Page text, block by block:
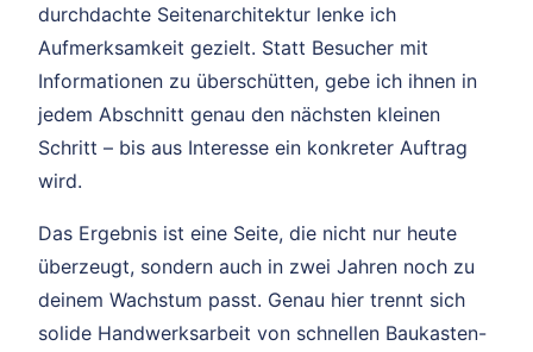
durchdachte Seitenarchitektur lenke ich
Aufmerksamkeit gezielt. Statt Besucher mit
Informationen zu überschütten, gebe ich ihnen in
jedem Abschnitt genau den nächsten kleinen
Schritt – bis aus Interesse ein konkreter Auftrag
wird.
Das Ergebnis ist eine Seite, die nicht nur heute
überzeugt, sondern auch in zwei Jahren noch zu
deinem Wachstum passt. Genau hier trennt sich
solide Handwerksarbeit von schnellen Baukasten-